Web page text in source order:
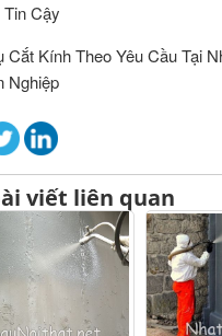
Cậy
Cắt Kính Theo Yêu Cầu Tại
Nghiệp
viết liên quan